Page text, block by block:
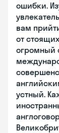
ошибки.
вам
от
огромный
устный.